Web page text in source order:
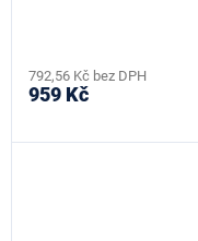
792,56 Kč bez DPH
959 Kč